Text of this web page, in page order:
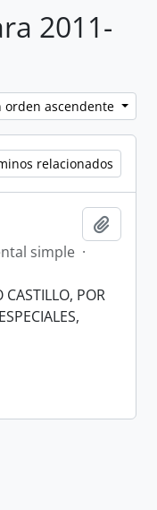
2011-
orden ascendente
relacionados
simple ·
POR